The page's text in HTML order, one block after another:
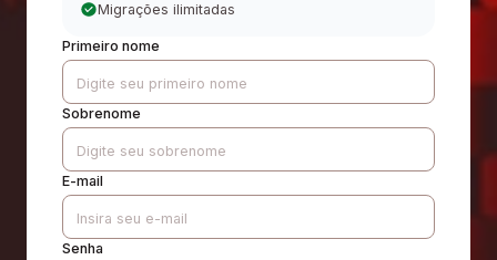
Migrações ilimitadas
Primeiro nome
Sobrenome
E-mail
Senha